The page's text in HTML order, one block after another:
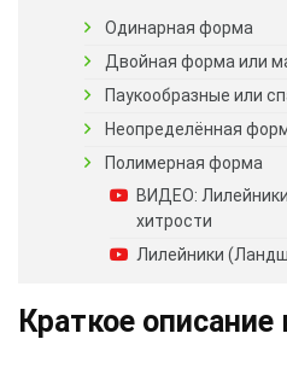
Одинарная форма
Двойная форма или
Паукообразные или
Неопределённая
Полимерная форма
ВИДЕО:
хитрости
Лилейники
Краткое описание